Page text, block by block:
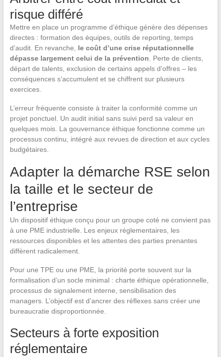
risque différé
Mettre en place un programme d’éthique génère des dépenses
directes : formation des équipes, outils de reporting, temps
d’audit. En revanche, le coût d’une crise réputationnelle
dépasse largement celui de la prévention . Perte de clients,
départ de talents, exclusion de certains appels d’offres – les
conséquences s’accumulent et se chiffrent sur plusieurs
exercices.
L’erreur fréquente consiste à traiter la conformité comme un
projet ponctuel. Un audit initial sans suivi perd sa valeur en
quelques mois. La gouvernance éthique fonctionne comme un
processus continu, intégré aux revues de direction et aux cycles
budgétaires.
Adapter la démarche RSE selon
la taille et le secteur de
l’entreprise
Un dispositif éthique conçu pour un groupe coté ne convient pas
à une PME industrielle. Les enjeux réglementaires, les
ressources disponibles et les attentes des parties prenantes
diffèrent radicalement.
Pour une TPE ou une PME, la priorité porte souvent sur la
formalisation d’un socle minimal : charte éthique opérationnelle,
processus de signalement interne, sensibilisation des
managers. L’objectif est d’ancrer des réflexes sans créer une
bureaucratie disproportionnée.
Secteurs à forte exposition
réglementaire